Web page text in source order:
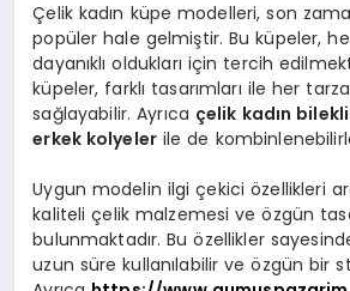
Çelik kadın küpe modelleri, son
popüler hale gelmiştir. Bu küpeler,
dayanıklı oldukları için tercih
küpeler, farklı tasarımları ile her
sağlayabilir. Ayrıca çelik kadın
erkek kolyeler ile de
Uygun modelin ilgi çekici özellikleri
kaliteli çelik malzemesi ve özgün
bulunmaktadır. Bu özellikler
uzun süre kullanılabilir ve özgün bir